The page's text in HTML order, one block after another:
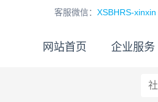
客服微信： XSBHRS-xinxin
网站首页 企业服务